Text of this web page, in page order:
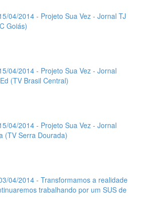
04/2014 - Projeto Sua Vez - Jornal TJ
Goiás)
04/2014 - Projeto Sua Vez - Jornal
(TV Brasil Central)
04/2014 - Projeto Sua Vez - Jornal
(TV Serra Dourada)
04/2014 - Transformamos a realidade
trabalhando por um SUS de